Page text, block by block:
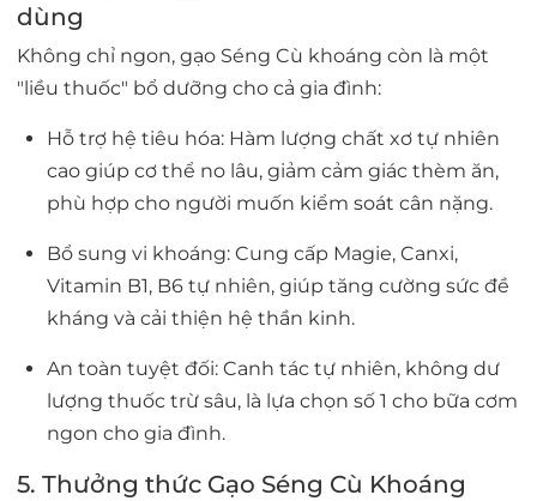
dùng
Không chỉ ngon, gạo Séng Cù khoáng còn là một
"liều thuốc" bổ dưỡng cho cả gia đình:
Hỗ trợ hệ tiêu hóa: Hàm lượng chất xơ tự nhiên
cao giúp cơ thể no lâu, giảm cảm giác thèm ăn,
phù hợp cho người muốn kiểm soát cân nặng.
Bổ sung vi khoáng: Cung cấp Magie, Canxi,
Vitamin B1, B6 tự nhiên, giúp tăng cường sức đề
kháng và cải thiện hệ thần kinh.
An toàn tuyệt đối: Canh tác tự nhiên, không dư
lượng thuốc trừ sâu, là lựa chọn số 1 cho bữa cơm
ngon cho gia đình.
5. Thưởng thức Gạo Séng Cù Khoáng